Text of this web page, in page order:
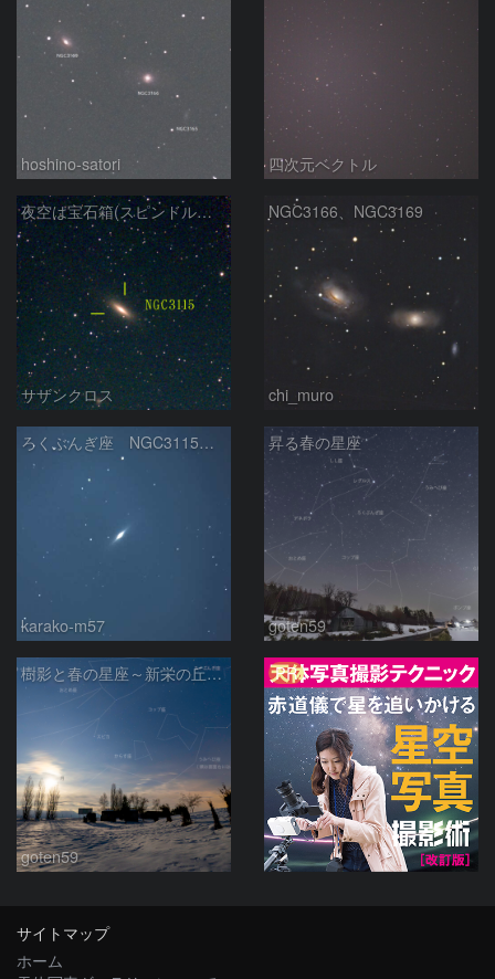
hoshino-satori 四次元ベクトル
夜空は宝石箱(スピンドル銀河 NGC3115) Seestar50
サザンクロス
NGC3166、NGC3169
chi_muro
ろくぶんぎ座 NGC3115 2025/5/30
karako-m57
昇る春の星座
goten59
樹影と春の星座～新栄の丘駐車場.2
goten59
PR
サイトマップ
ホーム